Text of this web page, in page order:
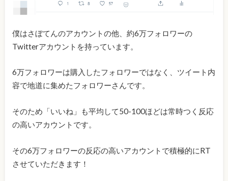
僕はさぼてんのアカウントの他、約6万フォロワーの
Twitterアカウントを持っています。
6万フォロワーは購入したフォロワーではなく、ツイート内
容で地道に集めたフォロワーさんです。
そのため「いいね」も平均して50-100ほどは常時つく反応
の高いアカウントです。
その6万フォロワーの反応の高いアカウントで積極的にRT
させていただきます！